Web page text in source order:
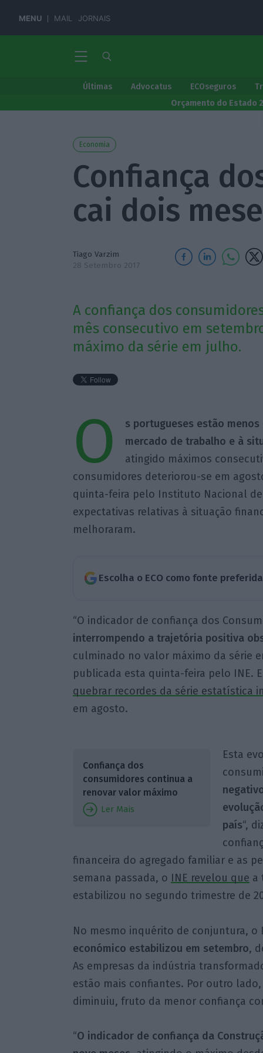
MENU MAIL JORNAIS
Últimas Advocatus ECOseguros
Orçamento do Estado
Economia
Confiança
cai dois
Tiago Varzim
28 Setembro 2017
A confiança dos
mês consecutivo em
máximo da série em julho.
O
s portugueses estão
mercado de trabalho e à
atingido máximos
consumidores deteriorou-se em
quinta-feira pelo Instituto Nacional
expectativas relativas à situação
melhoraram.
Escolha o ECO como fonte
“O indicador de confiança dos
interrompendo a trajetória positiva
culminado no valor máximo da série
publicada esta quinta-feira pelo INE.
quebrar recordes da série estatística
em agosto.
Confiança dos
consumidores continua a
renovar valor máximo
Ler Mais
Esta
país“,
financeira do agregado familiar e as
semana passada, o INE revelou que a
estabilizou no segundo trimestre de
No mesmo inquérito de conjuntura, o
económico estabilizou em setembro,
As empresas da indústria
estão mais confiantes. Por outro
diminuiu, fruto da menor confiança
“O indicador de confiança da